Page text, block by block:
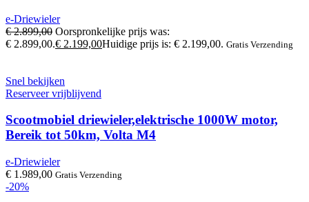
e-Driewieler
€2.899,00 Oorspronkelijke prijs was:
€ 2.899,00.€ 2.199,00Huidige prijs is: € 2.199,00. Gratis Verzending
Snel bekijken
Reserveer vrijblijvend
Scootmobiel driewieler,elektrische 1000W motor,
Bereik tot 50km, Volta M4
e-Driewieler
€ 1.989,00 Gratis Verzending
-20%